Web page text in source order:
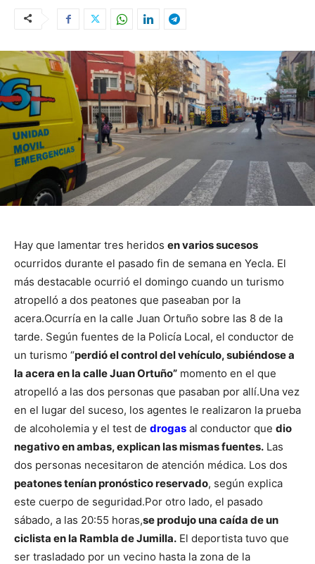
Hay que lamentar tres heridos en varios sucesos
ocurridos durante el pasado fin de semana en Yecla. El
más destacable ocurrió el domingo cuando un turismo
atropelló a dos peatones que paseaban por la
acera.Ocurría en la calle Juan Ortuño sobre las 8 de la
tarde. Según fuentes de la Policía Local, el conductor de
un turismo “perdió el control del vehículo, subiéndose a
la acera en la calle Juan Ortuño” momento en el que
atropelló a las dos personas que pasaban por allí.Una vez
en el lugar del suceso, los agentes le realizaron la prueba
de alcoholemia y el test de drogas al conductor que dio
negativo en ambas, explican las mismas fuentes. Las
dos personas necesitaron de atención médica. Los dos
peatones tenían pronóstico reservado, según explica
este cuerpo de seguridad.Por otro lado, el pasado
sábado, a las 20:55 horas,se produjo una caída de un
ciclista en la Rambla de Jumilla. El deportista tuvo que
ser trasladado por un vecino hasta la zona de la